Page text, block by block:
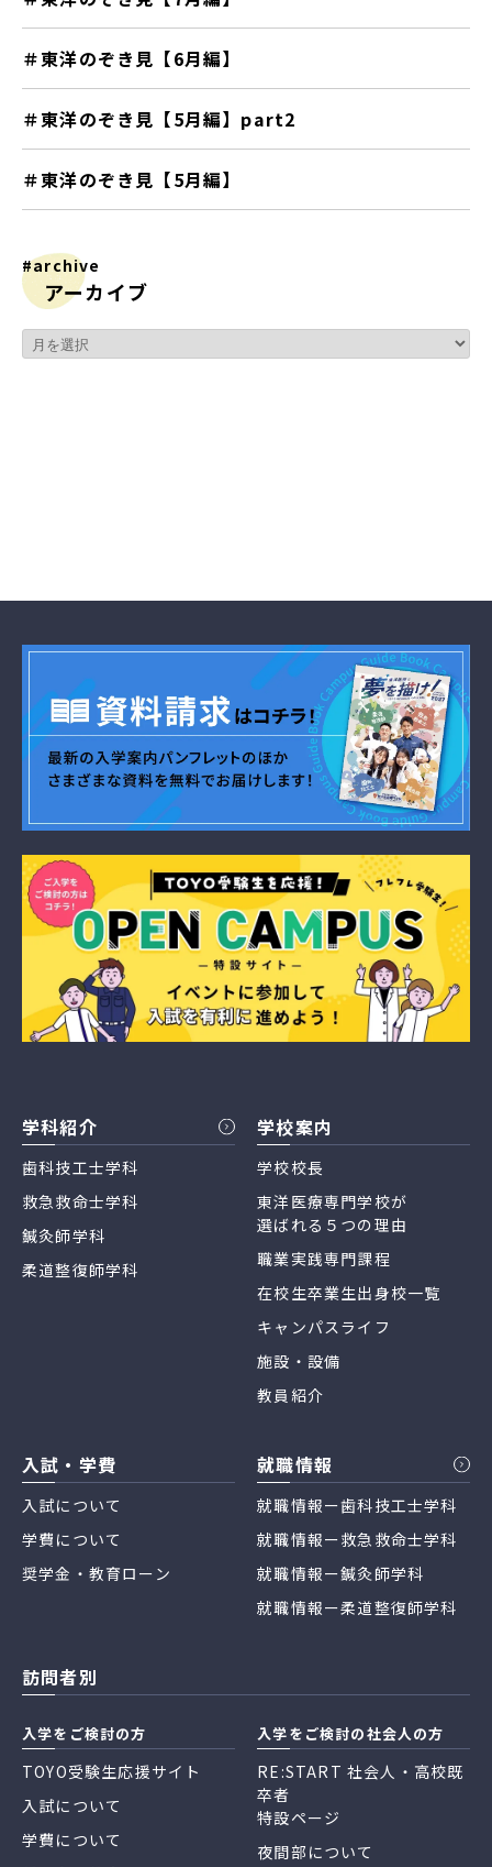
＃東洋のぞき見【6月編】
＃東洋のぞき見【5月編】part2
＃東洋のぞき見【5月編】
#archive
アーカイブ
学科紹介
歯科技工士学科
救急救命士学科
鍼灸師学科
柔道整復師学科
学校案内
学校校長
東洋医療専門学校が
選ばれる５つの理由
職業実践専門課程
在校生卒業生出身校一覧
キャンパスライフ
施設・設備
教員紹介
入試・学費
入試について
学費について
奨学金・教育ローン
就職情報
就職情報ー歯科技工士学科
就職情報ー救急救命士学科
就職情報ー鍼灸師学科
就職情報ー柔道整復師学科
訪問者別
入学をご検討の方
TOYO受験生応援サイト
入試について
学費について
入学をご検討の社会人の方
RE:START 社会人・高校既
卒者
特設ページ
夜間部について